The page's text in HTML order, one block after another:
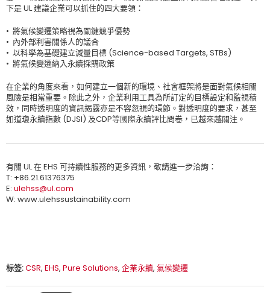
下是 UL 建議企業可以抓住的四大要領：
• 將氣候變遷策略視為關鍵競爭優勢
• 內外部利害關係人的議合
• 以科學為基礎建立減量目標 (Science-based Targets, STBs)
• 將氣候變遷納入永續採購政策
在企業的角度來看，如何建立一個新的環境、社會框架將是面對氣候相關
風險是相當重要。除此之外，企業利用工具為所訂定的目標設定和監視積
效，同時透明度的資訊揭露亦是不容忽視的環節。對透明度的要求，甚至
如道瓊永續指數 (DJSI) 及CDP等國際永續評比問卷，已越來越關注。
有關 UL 在 EHS 可持續性服務的更多資訊，敬請進一步洽詢：
T: +86.21.61376375
E: ulehss@ul.com
W: www.ulehssustainability.com
标签:CSR, EHS, Pure Solutions, 企業永續, 氣候變遷